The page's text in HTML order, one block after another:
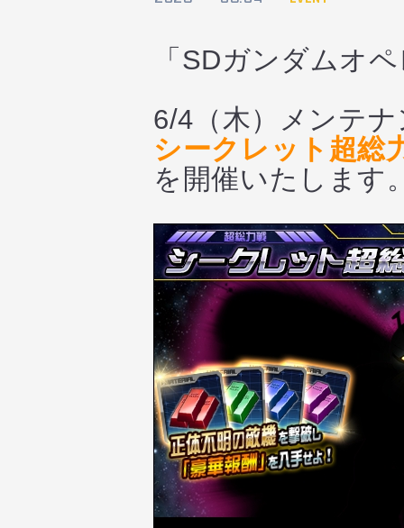
「SDガンダムオ
6/4（木）メンテ
シークレット超総
を開催いたします